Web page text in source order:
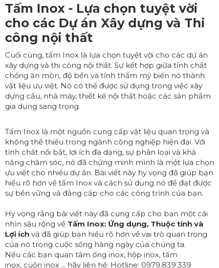
Tấm Inox - Lựa chọn tuyệt vời
cho các Dự án Xây dựng và Thi
công nội thất
Cuối cùng, tấm Inox là lựa chọn tuyệt vời cho các dự án
xây dựng và thi công nội thất. Sự kết hợp giữa tính chất
chống ăn mòn, độ bền và tính thẩm mỹ biến nó thành
vật liệu ưu việt. Nó có thể được sử dụng trong việc xây
dựng cầu, nhà máy, thiết kế nội thất hoặc các sản phẩm
gia dụng sang trọng.
Tấm Inox là một nguồn cung cấp vật liệu quan trọng và
không thể thiếu trong ngành công nghiệp hiện đại. Với
tính chất nổi bật, lợi ích đa dạng, sự phân loại và khả
năng chăm sóc, nó đã chứng minh mình là một lựa chọn
ưu việt cho nhiều dự án. Bài viết này hy vọng đã giúp bạn
hiểu rõ hơn về tấm Inox và cách sử dụng nó để đạt được
sự bền vững và đẳng cấp cho các công trình của bạn.
Hy vọng rằng bài viết này đã cung cấp cho bạn một cái
nhìn sâu rộng về Tấm Inox: Ứng dụng, Thuộc tính và
Lợi ích và đã giúp bạn hiểu rõ hơn về vai trò quan trọng
của nó trong cuộc sống hàng ngày của chúng ta.
Nếu các bạn quan tâm ống inox, hộp inox, tấm
inox, cuộn inox ... hãy liên hệ: Hotline: 0979.839.339